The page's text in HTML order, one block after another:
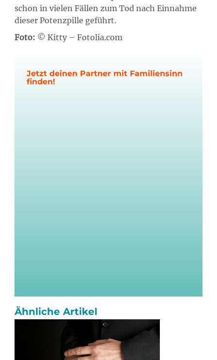
schon in vielen Fällen zum Tod nach Einnahme
dieser Potenzpille geführt.
Foto: © Kitty – Fotolia.com
Jetzt deinen Partner mit Familiensinn
finden!
Ähnliche Artikel